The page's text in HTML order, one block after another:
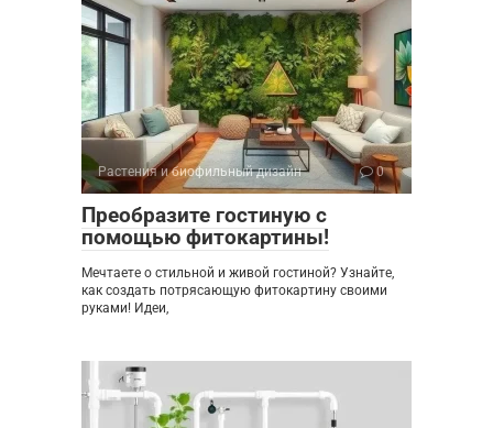
Растения и биофильный дизайн 0
Преобразите гостиную с
помощью фитокартины!
Мечтаете о стильной и живой гостиной? Узнайте,
как создать потрясающую фитокартину своими
руками! Идеи,